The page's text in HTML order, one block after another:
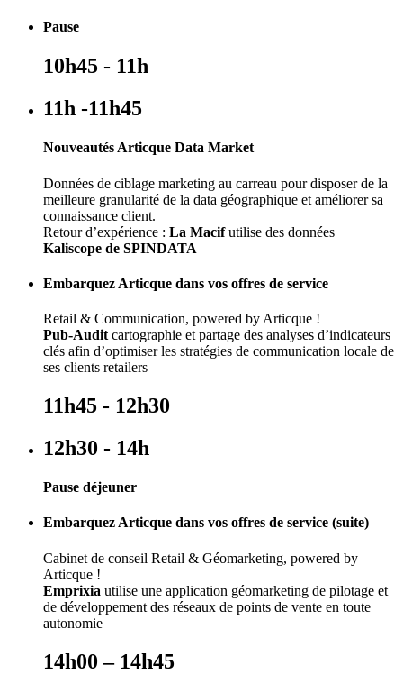
Pause
10h45 - 11h
11h -11h45
Nouveautés Articque Data Market
Données de ciblage marketing au carreau pour disposer de la
meilleure granularité de la data géographique et améliorer sa
connaissance client.
Retour d’expérience : La Macifutilise des données
Kaliscope de SPINDATA
Embarquez Articque dans vos offres de service
Retail & Communication, powered by Articque !
Pub-Audit cartographie et partage des analyses d’indicateurs
clés afin d’optimiser les stratégies de communication locale de
ses clients retailers
11h45 - 12h30
12h30 - 14h
Pause déjeuner
Embarquez Articque dans vos offres de service (suite)
Cabinet de conseil Retail & Géomarketing, powered by
Articque !
Emprixia utilise une application géomarketing de pilotage et
de développement des réseaux de points de vente en toute
autonomie
14h00 – 14h45